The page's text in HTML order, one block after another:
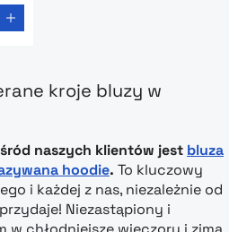
kroje bluzy w
naszych klientów jest bluza
hoodie. To kluczowy
i każdej z nas, niezależnie od
Niezastąpiony i